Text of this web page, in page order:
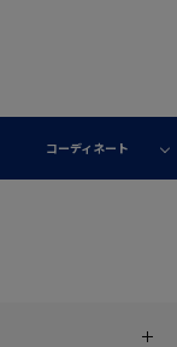
コーディネート